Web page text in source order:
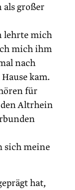
als großer
lehrte mich
mich ihm
nach
kam.
für
Altrhein
sich meine
hat,